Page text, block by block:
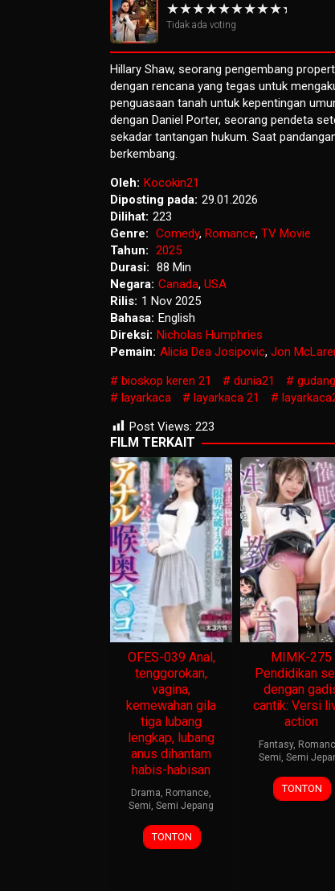
Tidak ada voting
Hillary Shaw, seorang pengembang
dengan rencana yang tegas untuk
penguasaan tanah untuk kepentingan
dengan Daniel Porter, seorang pendeta
sekadar tantangan hukum. Saat
berkembang.
Oleh: Kocokin21
Diposting pada: 29.01.2026
Dilihat: 223
Genre: Comedy, Romance, TV Movie
Tahun: 2025
Durasi: 88 Min
Negara: Canada, USA
Rilis: 1 Nov 2025
Bahasa: English
Direksi: Nicholas Humphries
Pemain: Alicia Dea Josipovic, Jon
bioskop keren 21
dunia21
layarkaca
layarkaca 21
Post Views: 223
FILM TERKAIT
OFES-039 Anal,
tenggorokan,
vagina,
kemewahan gila
tiga lubang
lengkap, lubang
anus dihantam
habis-habisan
Drama, Romance,
Semi, Semi Jepang
TONTON
MIMK-275
Pendidikan
dengan
cantik: Versi
action
Fantasy,
Semi, Semi
TONTON